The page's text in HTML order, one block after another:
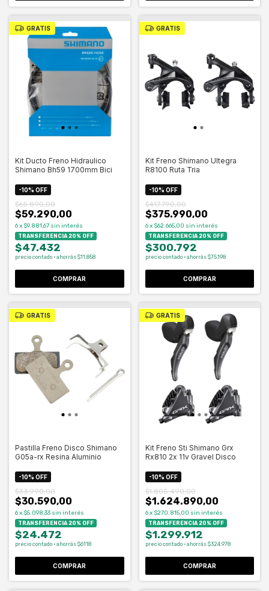
GRATIS
Kit Ducto Freno Hidraulico
Shimano Bh59 1700mm Bici
-10% OFF
$59.290,00
$65.890,00
6x $9.881,67 sin interés
TRANSFERENCIA 20% OFF
$47.432
precio contado · ahorrás $11.858
COMPRAR
GRATIS
Kit Freno Shimano Ultegra
R8100 Ruta Tria
-10% OFF
$375.990,00
$417.790,00
6 x $62.665,00 sin interés
TRANSFERENCIA 20% OFF
$300.792
precio contado · ahorrás $75.198
COMPRAR
GRATIS
Pastilla Freno Disco Shimano
G05a-rx Resina Aluminio
-10% OFF
$30.590,00
$33.990,00
6x $5.098,33 sin interés
TRANSFERENCIA 20% OFF
$24.472
precio contado · ahorrás $6118
GRATIS
Kit Freno Sti Shimano Grx
Rx810 2x 11v Gravel Disco
-10% OFF
$1.624.890,00
$1.805.490,00
6 x $270.815,00 sin interés
TRANSFERENCIA 20% OFF
$1.299.912
precio contado · ahorrás $324.978
COMPRAR